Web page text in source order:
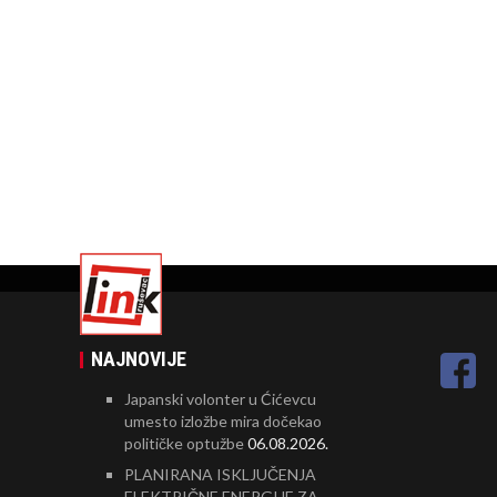
NAJNOVIJE
Japanski volonter u Ćićevcu
umesto izložbe mira dočekao
političke optužbe06.08.2026.
PLANIRANA ISKLJUČENJA